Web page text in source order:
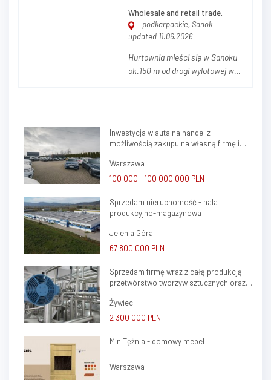
Wholesale and retail trade,
podkarpackie, Sanok
updated 11.06.2026
Hurtownia mieści się w Sanoku
ok.150 m od drogi wylotowej w
dwa magazyny, jeden z nich
połączony jest z częścią
socjalno-biurową, która może...
Inwestycja w auta na handel z
możliwością zakupu na własną firmę i
Warszawa
100 000 - 100 000 000 PLN
Sprzedam nieruchomość - hala
produkcyjno-magazynowa
Jelenia Góra
67 800 000 PLN
Sprzedam firmę wraz z całą produkcją -
przetwórstwo tworzyw sztucznych oraz
Żywiec
2 300 000 PLN
MiniTężnia - domowy mebel
Warszawa